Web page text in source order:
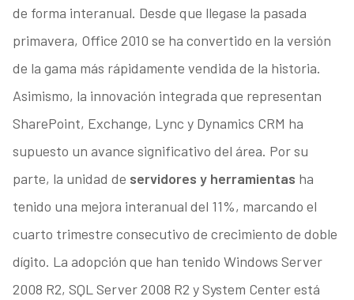
de forma interanual. Desde que llegase la pasada
primavera, Office 2010 se ha convertido en la versión
de la gama más rápidamente vendida de la historia.
Asimismo, la innovación integrada que representan
SharePoint, Exchange, Lync y Dynamics CRM ha
supuesto un avance significativo del área. Por su
parte, la unidad de servidores y herramientas ha
tenido una mejora interanual del 11%, marcando el
cuarto trimestre consecutivo de crecimiento de doble
dígito. La adopción que han tenido Windows Server
2008 R2, SQL Server 2008 R2 y System Center está